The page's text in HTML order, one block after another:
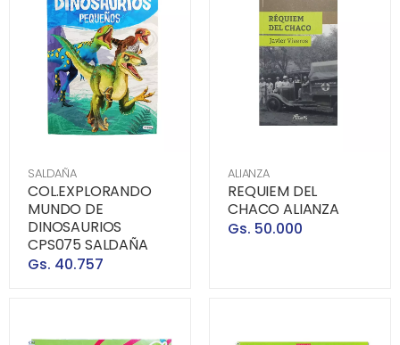
SALDAÑA
COL.EXPLORANDO
MUNDO DE
DINOSAURIOS
CPS075 SALDAÑA
Gs. 40.757
ALIANZA
REQUIEM DEL
CHACO ALIANZA
Gs. 50.000